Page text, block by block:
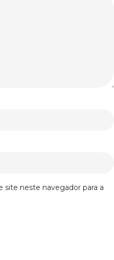
site neste navegador para a